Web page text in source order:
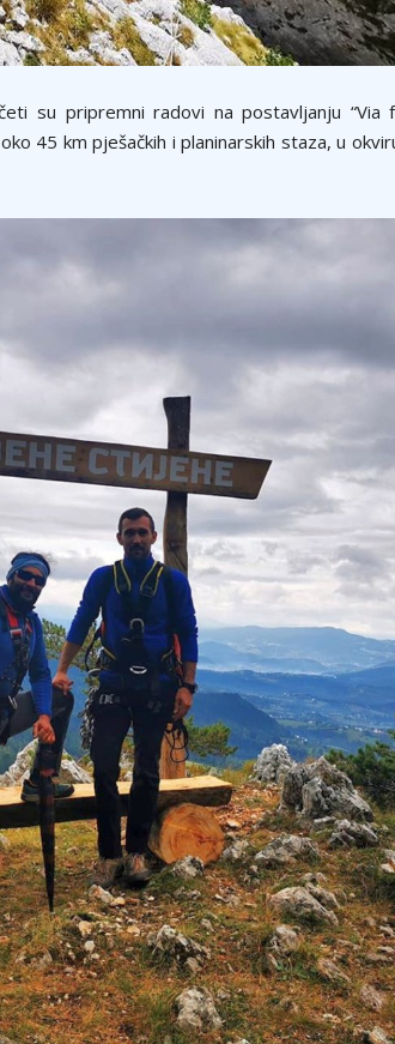
su pripremni radovi na postavljanju “Via
45 km pješačkih i planinarskih staza, u